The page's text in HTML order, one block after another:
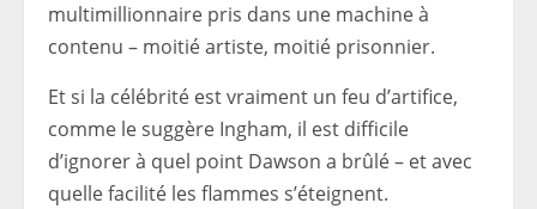
multimillionnaire pris dans une machine à
contenu – moitié artiste, moitié prisonnier.
Et si la célébrité est vraiment un feu d’artifice,
comme le suggère Ingham, il est difficile
d’ignorer à quel point Dawson a brûlé – et avec
quelle facilité les flammes s’éteignent.